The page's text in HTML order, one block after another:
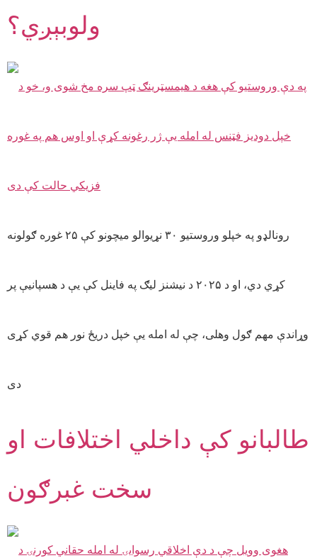
ولوبېږي؟
رونالډو په خپلو وروستیو ۳۰ نړیوالو میچونو کې ۲۵ غوره ګولونه
کړي دي، او د ۲۰۲۵ د نیشنز لیګ په فاینل کې یې د هسپانیې پر
وړاندې مهم ګول وهلی، چې له امله یې خپل دریځ نور هم قوي کړی
دی
طالبانو کې داخلي اختلافات او
سخت غبرګون